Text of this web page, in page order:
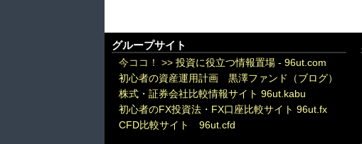
グループサイト
今ココ！ >> 投資に役立つ情報置場 - 96ut.com
初心者の資産運用計画 黒澤ファンド（ブログ）
株式・証券会社比較情報サイト 96ut.kabu
初心者のFX投資法・FX口座比較サイト 96ut.fx
CFD比較サイト 96ut.cfd